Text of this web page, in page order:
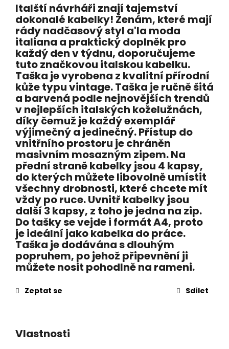
Italští návrháři znají tajemství
dokonalé kabelky! Ženám, které mají
rády nadčasový styl a'la moda
italiana a praktický doplněk pro
každý den v týdnu, doporučujeme
tuto značkovou italskou kabelku.
Taška je vyrobena z kvalitní přírodní
kůže typu vintage. Taška je ručně šitá
a barvená podle nejnovějších trendů
v nejlepších italských koželužnách,
díky čemuž je každý exemplář
výjimečný a jedinečný. Přístup do
vnitřního prostoru je chráněn
masivním mosazným zipem. Na
přední straně kabelky jsou 4 kapsy,
do kterých můžete libovolně umístit
všechny drobnosti, které chcete mít
vždy po ruce. Uvnitř kabelky jsou
další 3 kapsy, z toho je jedna na zip.
Do tašky se vejde i formát A4, proto
je ideální jako kabelka do práce.
Taška je dodávána s dlouhým
popruhem, po jehož připevnění ji
můžete nosit pohodlně na rameni.
Zeptat se Sdílet
Vlastnosti